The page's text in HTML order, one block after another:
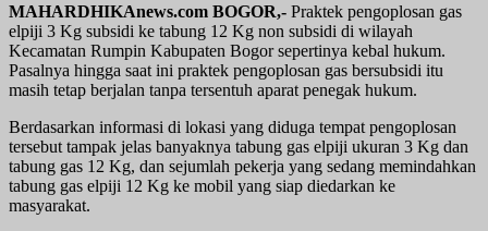
MAHARDHIKAnews.com BOGOR,- Praktek pengoplosan gas
elpiji 3 Kg subsidi ke tabung 12 Kg non subsidi di wilayah
Kecamatan Rumpin Kabupaten Bogor sepertinya kebal hukum.
Pasalnya hingga saat ini praktek pengoplosan gas bersubsidi itu
masih tetap berjalan tanpa tersentuh aparat penegak hukum.
Berdasarkan informasi di lokasi yang diduga tempat pengoplosan
tersebut tampak jelas banyaknya tabung gas elpiji ukuran 3 Kg dan
tabung gas 12 Kg, dan sejumlah pekerja yang sedang memindahkan
tabung gas elpiji 12 Kg ke mobil yang siap diedarkan ke
masyarakat.